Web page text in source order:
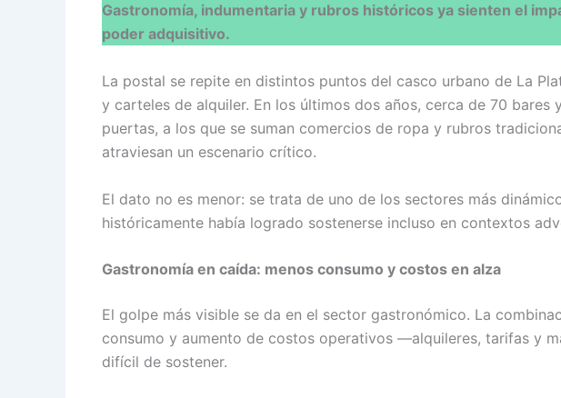
Gastronomía, indumentaria y rubros históricos ya sienten el
poder adquisitivo.
La postal se repite en distintos puntos del casco urbano de La
y carteles de alquiler. En los últimos dos años, cerca de 70 bares
puertas, a los que se suman comercios de ropa y rubros
atraviesan un escenario crítico.
El dato no es menor: se trata de uno de los sectores más
históricamente había logrado sostenerse incluso en contextos
Gastronomía en caída: menos consumo y costos en alza
El golpe más visible se da en el sector gastronómico. La
consumo y aumento de costos operativos —alquileres, tarifas y
difícil de sostener.